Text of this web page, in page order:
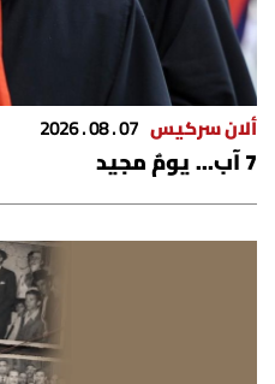
شروط الإشتراك
ألان سركيس 07 . 08 . 2026
7 آب... يومٌ مجيد